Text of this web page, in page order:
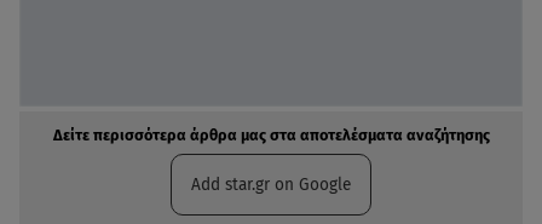
Δείτε περισσότερα άρθρα μας στα αποτελέσματα αναζήτησης
Add star.gr on Google